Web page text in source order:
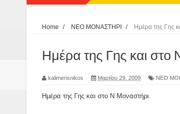
ΟΙ ΕΚΔΗΛΩΣΕΙΣ
Η εκτέλεση των
Home / ΝΕΟ ΜΟΝΑΣΤΗΡΙ / Ημέρα της Γης
Ημέρα της Γης και στο
kalimerisnikos Μαρτίου 29, 2009 ΝΕΟ
Ημέρα της Γης και στο Ν Μοναστήρι.